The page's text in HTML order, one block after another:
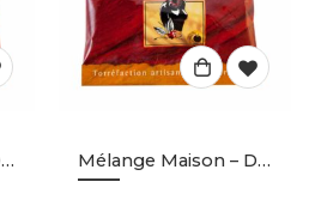
Mélange Maison – Dosettes – 30p Mélange Maison – Dosettes – 60p
5.00out of 5
CHF9.90